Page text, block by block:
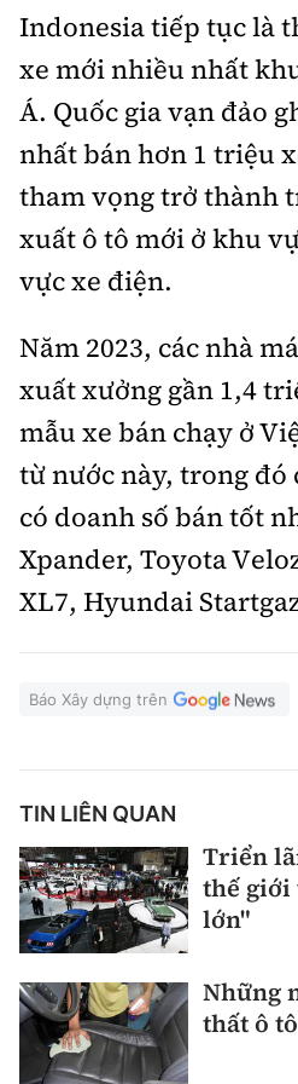
Indonesia tiếp tục là
xe mới nhiều nhất
Á. Quốc gia vạn đảo
nhất bán hơn 1 triệu
tham vọng trở thành
xuất ô tô mới ở khu
vực xe điện.
Năm 2023, các nhà
xuất xưởng gần 1,4
mẫu xe bán chạy ở
từ nước này, trong đó
có doanh số bán tốt
Xpander, Toyota
XL7, Hyundai
Báo Xây dựng trên
TIN LIÊN QUAN
Triển
thế giới
lớn"
Những
thất ô